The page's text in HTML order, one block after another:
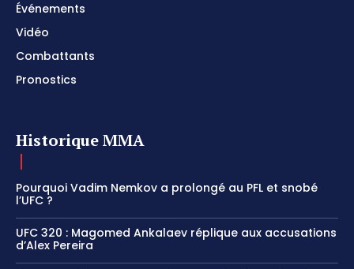
Événements
Vidéo
Combattants
Pronostics
Historique MMA
Pourquoi Vadim Nemkov a prolongé au PFL et snobé
l’UFC ?
UFC 320 : Magomed Ankalaev réplique aux accusations
d’Alex Pereira